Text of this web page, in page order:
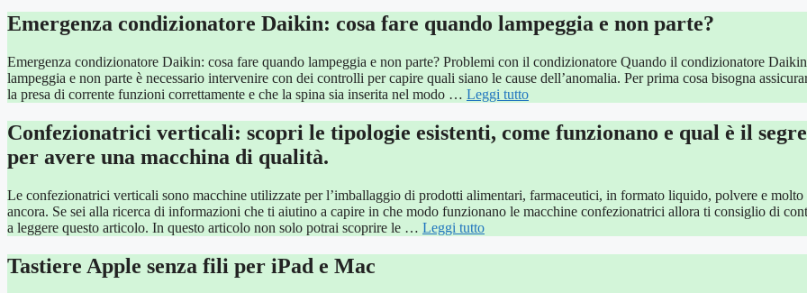
Emergenza condizionatore Daikin: cosa fare quando lampeggia e non parte?
Emergenza condizionatore Daikin: cosa fare quando lampeggia e non parte? Problemi con il condizionatore Quando il condizionatore Daikin
lampeggia e non parte è necessario intervenire con dei controlli per capire quali siano le cause dell’anomalia. Per prima cosa bisogna
la presa di corrente funzioni correttamente e che la spina sia inserita nel modo … Leggi tutto
Confezionatrici verticali: scopri le tipologie esistenti, come funzionano e qual è il
per avere una macchina di qualità.
Le confezionatrici verticali sono macchine utilizzate per l’imballaggio di prodotti alimentari, farmaceutici, in formato liquido, polvere e molto
ancora. Se sei alla ricerca di informazioni che ti aiutino a capire in che modo funzionano le macchine confezionatrici allora ti consiglio di
a leggere questo articolo. In questo articolo non solo potrai scoprire le … Leggi tutto
Tastiere Apple senza fili per iPad e Mac